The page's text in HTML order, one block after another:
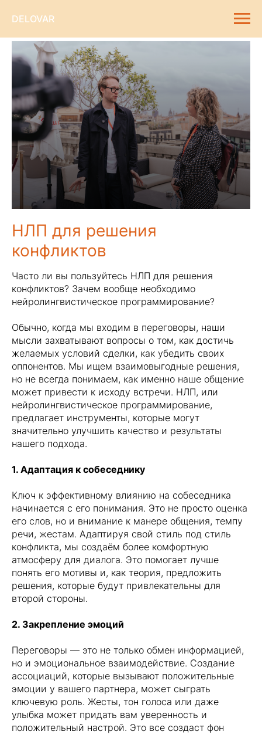
DELOVAR
НЛП для решения
конфликтов
Часто ли вы пользуйтесь НЛП для решения
конфликтов? Зачем вообще необходимо
нейролингвистическое программирование?
Обычно, когда мы входим в переговоры, наши
мысли захватывают вопросы о том, как достичь
желаемых условий сделки, как убедить своих
оппонентов. Мы ищем взаимовыгодные решения,
но не всегда понимаем, как именно наше общение
может привести к исходу встречи. НЛП, или
нейролингвистическое программирование,
предлагает инструменты, которые могут
значительно улучшить качество и результаты
нашего подхода.
1. Адаптация к собеседнику
Ключ к эффективному влиянию на собеседника
начинается с его понимания. Это не просто оценка
его слов, но и внимание к манере общения, темпу
речи, жестам. Адаптируя свой стиль под стиль
конфликта, мы создаём более комфортную
атмосферу для диалога. Это помогает лучше
понять его мотивы и, как теория, предложить
решения, которые будут привлекательны для
второй стороны.
2. Закрепление эмоций
Переговоры — это не только обмен информацией,
но и эмоциональное взаимодействие. Создание
ассоциаций, которые вызывают положительные
эмоции у вашего партнера, может сыграть
ключевую роль. Жесты, тон голоса или даже
улыбка может придать вам уверенность и
положительный настрой. Это все создаст фон